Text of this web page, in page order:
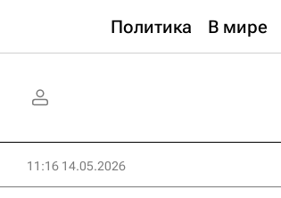
Политика В мире
11:16 14.05.2026